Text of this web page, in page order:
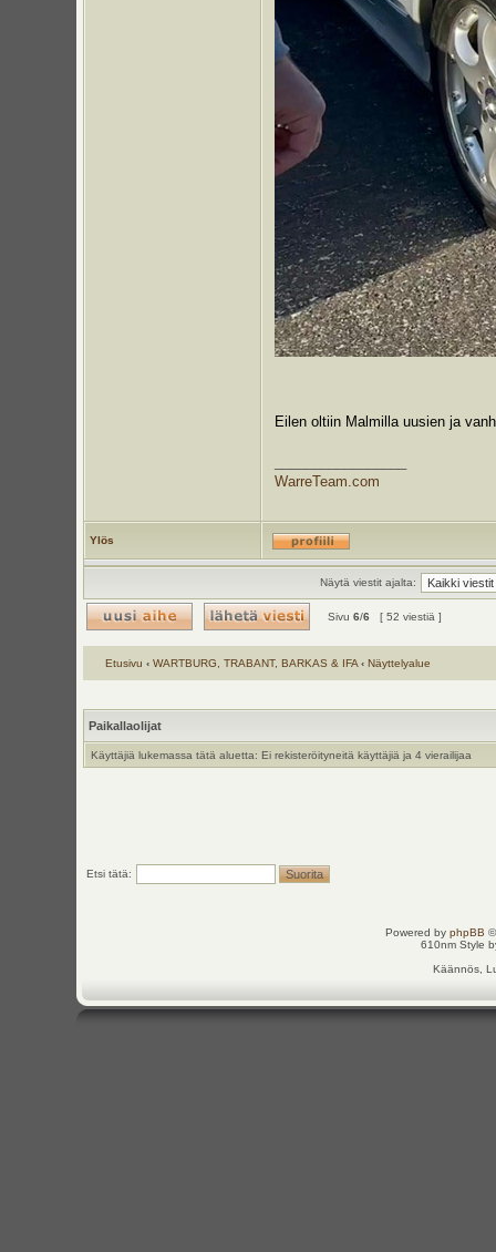
Eilen oltiin Malmilla uusien ja
WarreTeam.com
Ylös
Näytä viestit ajalta:
Sivu 6/6 [ 52 viestiä ]
Etusivu ‹ WARTBURG, TRABANT, BARKAS & IFA ‹ Näyttelyalue
Paikallaolijat
Käyttäjiä lukemassa tätä aluetta: Ei rekisteröityneitä käyttäjiä ja 4 vierailijaa
Etsi tätä:
Powered by phpBB
610nm Style
Käännös,